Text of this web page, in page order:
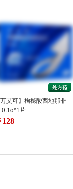
万艾可】枸橼酸西地那非
0.1g*1片
128